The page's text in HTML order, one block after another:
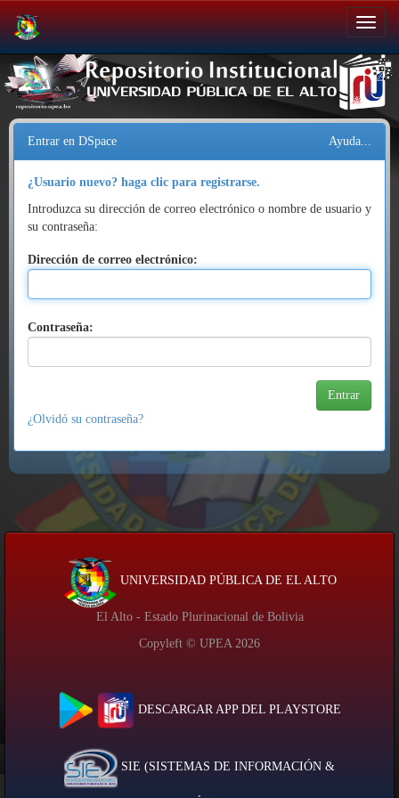
Salir
de
la
navegación
Entrar en DSpace Ayuda...
¿Usuario nuevo? haga clic para registrarse.
Introduzca su dirección de correo electrónico o nombre de usuario y
su contraseña:
Dirección de correo electrónico:
Contraseña:
¿Olvidó su contraseña?
UNIVERSIDAD PÚBLICA DE EL ALTO
El Alto - Estado Plurinacional de Bolivia
Copyleft © UPEA 2026
DESCARGAR APP DEL PLAYSTORE
SIE (SISTEMAS DE INFORMACIÓN &